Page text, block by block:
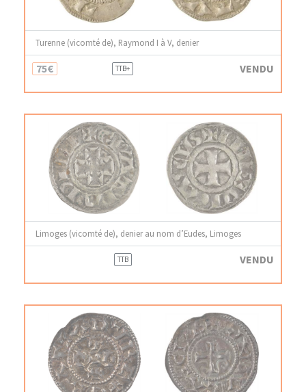
Turenne (vicomté de), Raymond I à V, denier
75€ TTB+ VENDU
Limoges (vicomté de), denier au nom d’Eudes, Limoges
TTB VENDU